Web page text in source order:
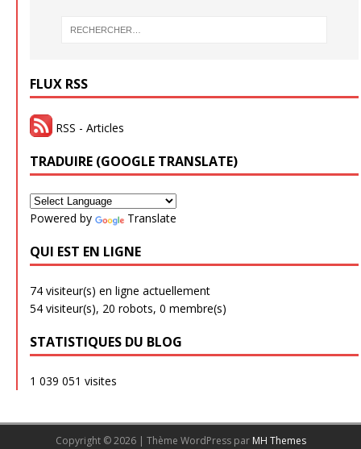
FLUX RSS
RSS - Articles
TRADUIRE (GOOGLE TRANSLATE)
Powered by Translate
QUI EST EN LIGNE
74 visiteur(s) en ligne actuellement
54 visiteur(s), 20 robots, 0 membre(s)
STATISTIQUES DU BLOG
1 039 051 visites
Copyright © 2026 | Thème WordPress par MH Themes